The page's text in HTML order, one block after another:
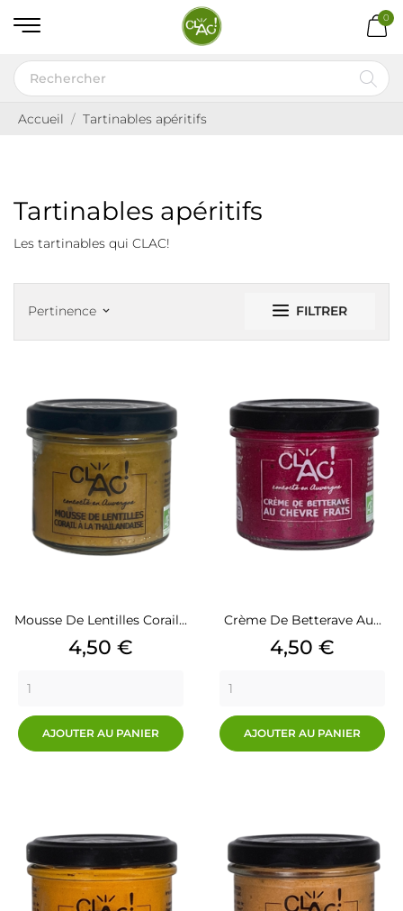
0
Accueil Tartinables apéritifs
Tartinables apéritifs
Les tartinables qui CLAC!
Pertinence keyboard_arrow_down FILTRER
Mousse De Lentilles Corail...
Prix
4,50 €
AJOUTER AU PANIER
Crème De Betterave Au...
Prix
4,50 €
AJOUTER AU PANIER